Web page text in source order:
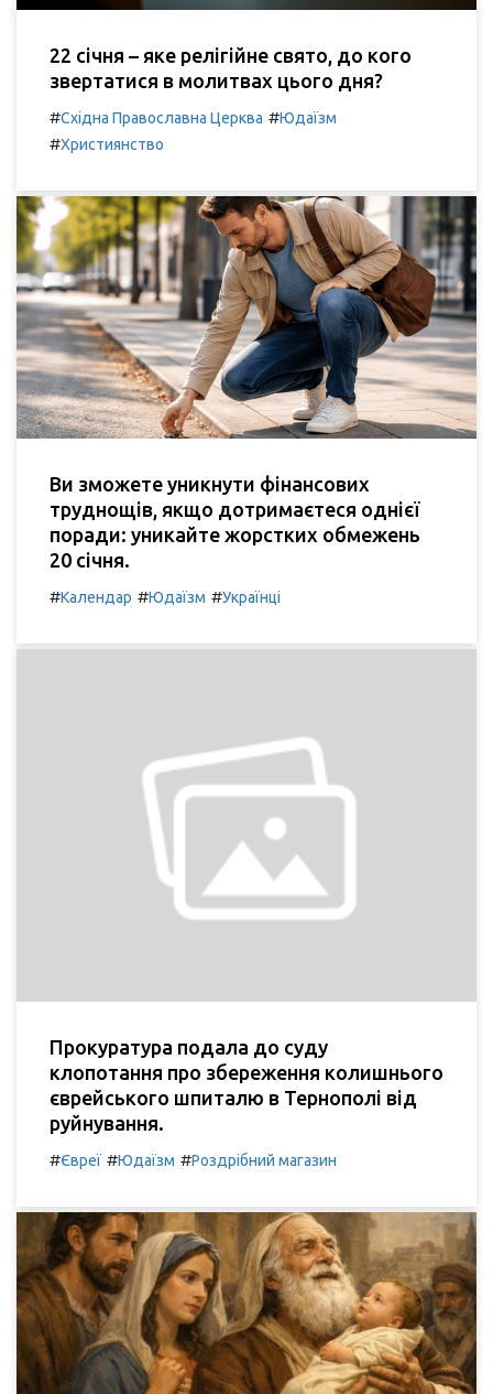
22 січня – яке релігійне свято, до кого
звертатися в молитвах цього дня?
#Східна Православна Церква #Юдаїзм
#Християнство
Ви зможете уникнути фінансових
труднощів, якщо дотримаєтеся однієї
поради: уникайте жорстких обмежень
20 січня.
#Календар #Юдаїзм #Українці
Прокуратура подала до суду
клопотання про збереження колишнього
єврейського шпиталю в Тернополі від
руйнування.
#Євреї #Юдаїзм #Роздрібний магазин